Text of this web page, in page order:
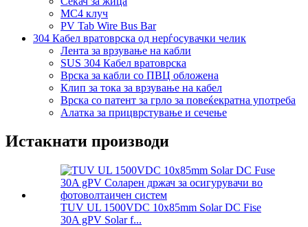
MC4 клуч
PV Tab Wire Bus Bar
304 Кабел вратоврска од нерѓосувачки челик
Лента за врзување на кабли
SUS 304 Кабел вратоврска
Врска за кабли со ПВЦ обложена
Клип за тока за врзување на кабел
Врска со патент за грло за повеќекратна употреба
Алатка за прицврстување и сечење
Истакнати производи
TUV UL 1500VDC 10x85mm Solar DC Fise
30A gPV Solar f...